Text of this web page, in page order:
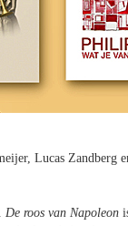
Lucas Zandberg
De roos van Napoleon